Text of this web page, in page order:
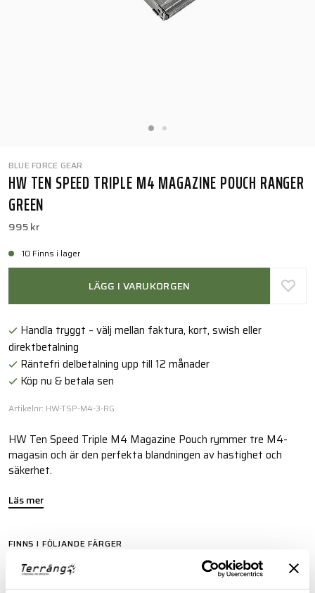
BLUE FORCE GEAR
HW TEN SPEED TRIPLE M4 MAGAZINE POUCH RANGER
GREEN
995 kr
10 Finns i lager
LÄGG I VARUKORGEN
Handla tryggt – välj mellan faktura, kort, swish eller
direktbetalning
Räntefri delbetalning upp till 12 månader
Köp nu & betala sen
Artikelnr: HW-TSP-M4-3-RG
HW Ten Speed Triple M4 Magazine Pouch rymmer tre M4-
magasin och är den perfekta blandningen av hastighet och
säkerhet.
Läs mer
FINNS I FÖLJANDE FÄRGER